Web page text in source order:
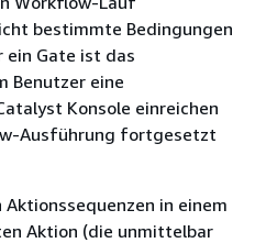
bestimmte Bedingungen
ein Gate ist das
Benutzer eine
Konsole einreichen
Ausführung fortgesetzt
Aktionssequenzen in einem
Aktion (die unmittelbar